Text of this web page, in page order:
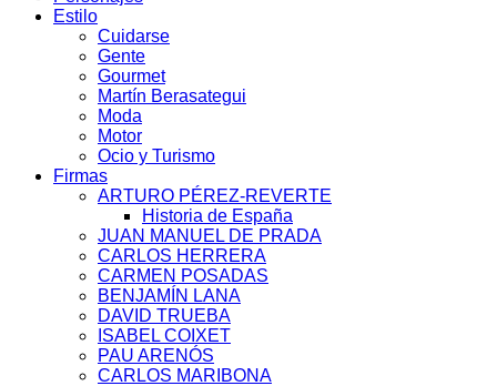
Estilo
Cuidarse
Gente
Gourmet
Martín Berasategui
Moda
Motor
Ocio y Turismo
Firmas
ARTURO PÉREZ-REVERTE
Historia de España
JUAN MANUEL DE PRADA
CARLOS HERRERA
CARMEN POSADAS
BENJAMÍN LANA
DAVID TRUEBA
ISABEL COIXET
PAU ARENÓS
CARLOS MARIBONA